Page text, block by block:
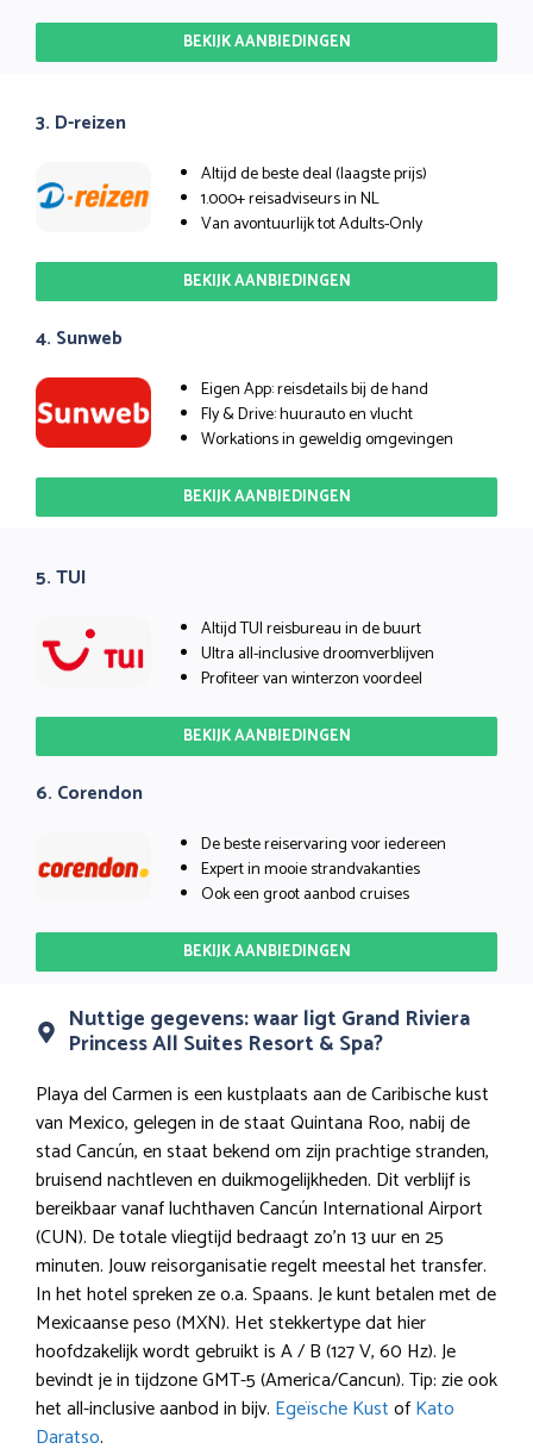
BEKIJK AANBIEDINGEN
3. D-reizen
Altijd de beste deal (laagste prijs)
1.000+ reisadviseurs in NL
Van avontuurlijk tot Adults-Only
BEKIJK AANBIEDINGEN
4. Sunweb
Eigen App: reisdetails bij de hand
Fly & Drive: huurauto en vlucht
Workations in geweldig omgevingen
BEKIJK AANBIEDINGEN
5. TUI
Altijd TUI reisbureau in de buurt
Ultra all-inclusive droomverblijven
Profiteer van winterzon voordeel
BEKIJK AANBIEDINGEN
6. Corendon
De beste reiservaring voor iedereen
Expert in mooie strandvakanties
Ook een groot aanbod cruises
BEKIJK AANBIEDINGEN
Nuttige gegevens: waar ligt Grand Riviera
Princess All Suites Resort & Spa?
Playa del Carmen is een kustplaats aan de Caribische kust
van Mexico, gelegen in de staat Quintana Roo, nabij de
stad Cancún, en staat bekend om zijn prachtige stranden,
bruisend nachtleven en duikmogelijkheden. Dit verblijf is
bereikbaar vanaf luchthaven Cancún International Airport
(CUN). De totale vliegtijd bedraagt zo’n 13 uur en 25
minuten. Jouw reisorganisatie regelt meestal het transfer.
In het hotel spreken ze o.a. Spaans. Je kunt betalen met de
Mexicaanse peso (MXN). Het stekkertype dat hier
hoofdzakelijk wordt gebruikt is A / B (127 V, 60 Hz). Je
bevindt je in tijdzone GMT-5 (America/Cancun). Tip: zie ook
het all-inclusive aanbod in bijv. Egeïsche KustofKato
Daratso.